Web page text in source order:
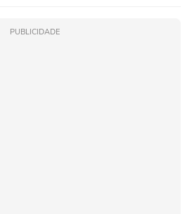
PUBLICIDADE